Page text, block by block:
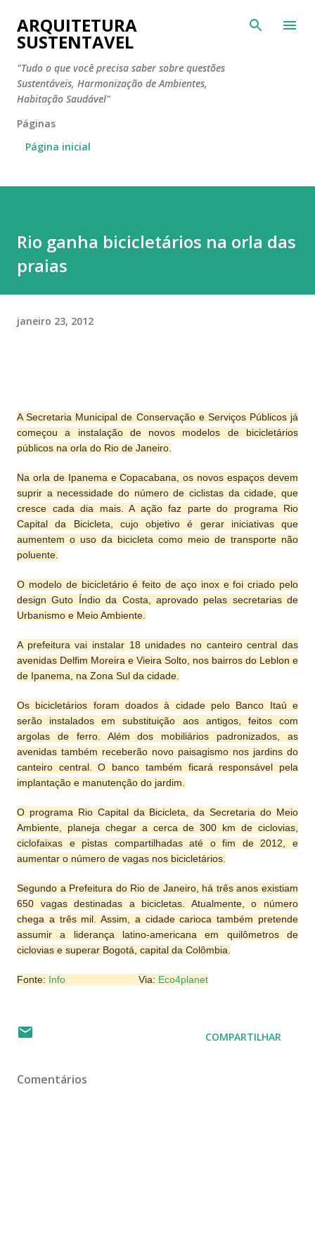
Pular para o conteúdo principal
ARQUITETURA
SUSTENTAVEL
"Tudo o que você precisa saber sobre questões
Sustentáveis, Harmonização de Ambientes,
Habitação Saudável"
Páginas
Página inicial
Rio ganha bicicletários na orla das
praias
janeiro 23, 2012
A Secretaria Municipal de Conservação e Serviços Públicos já
começou a instalação de novos modelos de bicicletários
públicos na orla do Rio de Janeiro.
Na orla de Ipanema e Copacabana, os novos espaços devem
suprir a necessidade do número de ciclistas da cidade, que
cresce cada dia mais. A ação faz parte do programa Rio
Capital da Bicicleta, cujo objetivo é gerar iniciativas que
aumentem o uso da bicicleta como meio de transporte não
poluente.
O modelo de bicicletário é feito de aço inox e foi criado pelo
design Guto Índio da Costa, aprovado pelas secretarias de
Urbanismo e Meio Ambiente.
A prefeitura vai instalar 18 unidades no canteiro central das
avenidas Delfim Moreira e Vieira Solto, nos bairros do Leblon e
de Ipanema, na Zona Sul da cidade.
Os bicicletários foram doados à cidade pelo Banco Itaú e
serão instalados em substituição aos antigos, feitos com
argolas de ferro. Além dos mobiliários padronizados, as
avenidas também receberão novo paisagismo nos jardins do
canteiro central. O banco também ficará responsável pela
implantação e manutenção do jardim.
O programa Rio Capital da Bicicleta, da Secretaria do Meio
Ambiente, planeja chegar a cerca de 300 km de ciclovias,
ciclofaixas e pistas compartilhadas até o fim de 2012, e
aumentar o número de vagas nos bicicletários.
Segundo a Prefeitura do Rio de Janeiro, há três anos existiam
650 vagas destinadas a bicicletas. Atualmente, o número
chega a três mil. Assim, a cidade carioca também pretende
assumir a liderança latino-americana em quilômetros de
ciclovias e superar Bogotá, capital da Colômbia.
Fonte: Info Via: Eco4planet
COMPARTILHAR
Comentários